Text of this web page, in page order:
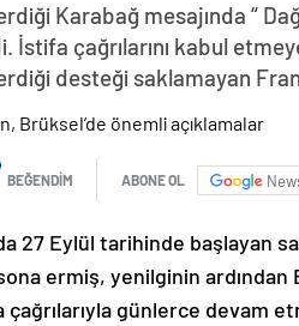
Karabağ mesajında “
İstifa çağrılarını kabul
desteği saklamayan
BEĞENDİM ABONE OL
27 Eylül tarihinde başlayan
ermiş, yenilginin ardından
çağrılarıyla günlerce devam